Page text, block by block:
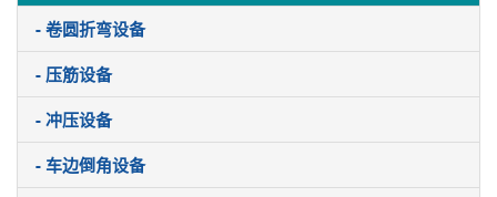
- 卷圆折弯设备
- 压筋设备
- 冲压设备
- 车边倒角设备